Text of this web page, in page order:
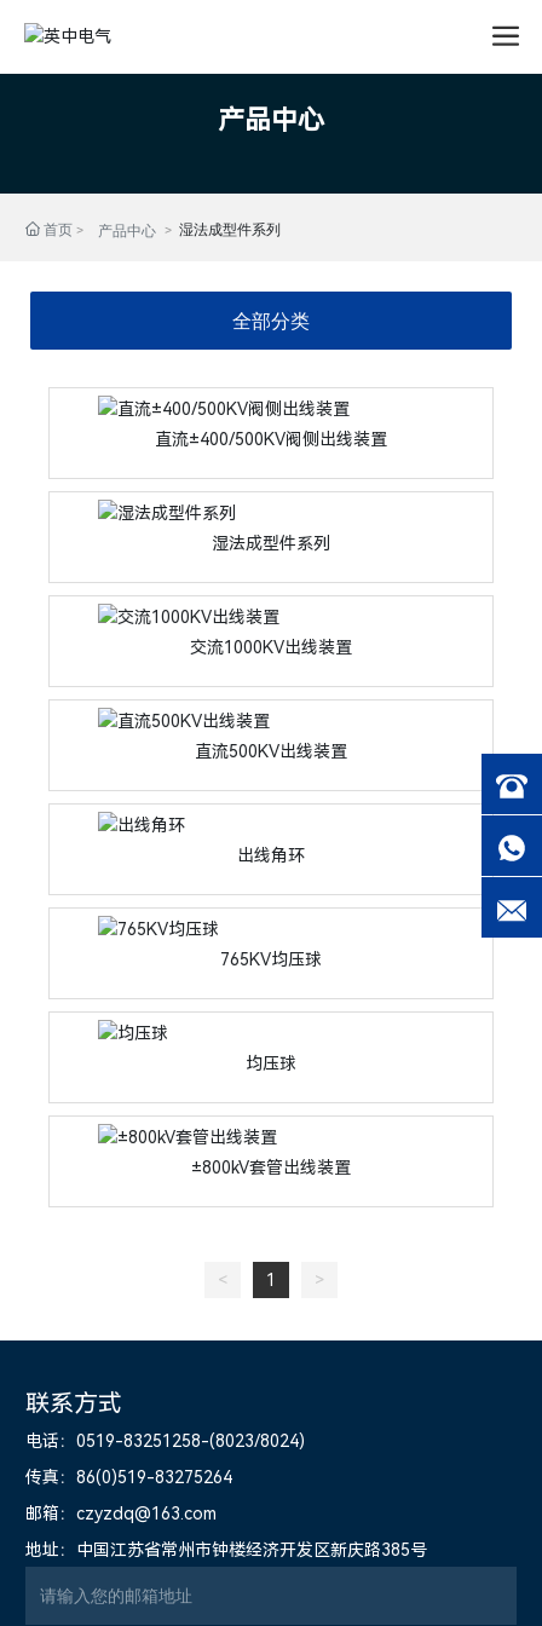
产品中心
首页 产品中心 湿法成型件系列
全部分类
直流±400/500KV阀侧出线装置
湿法成型件系列
交流1000KV出线装置
直流500KV出线装置
出线角环
765KV均压球
均压球
±800kV套管出线装置
< 1 >
联系方式
电话：0519-83251258-(8023/8024)
传真：86(0)519-83275264
邮箱：czyzdq@163.com
地址：中国江苏省常州市钟楼经济开发区新庆路385号